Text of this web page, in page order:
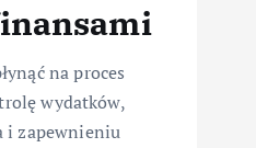
na proces
wydatków,
i zapewnieniu